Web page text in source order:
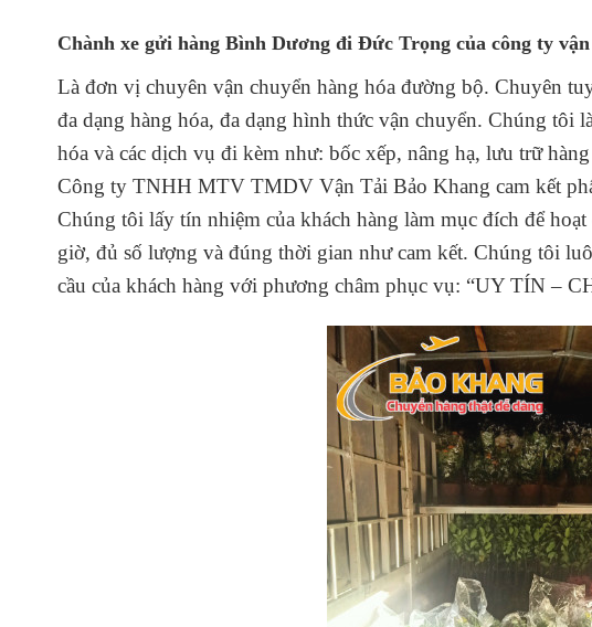
Chành xe gửi hàng Bình Dương đi Đức Trọng của công ty
Là đơn vị chuyên vận chuyển hàng hóa đường bộ. Chuyên
đa dạng hàng hóa, đa dạng hình thức vận chuyển. Chúng tôi
hóa và các dịch vụ đi kèm như: bốc xếp, nâng hạ, lưu trữ
Công ty TNHH MTV TMDV Vận Tải Bảo Khang cam kết
Chúng tôi lấy tín nhiệm của khách hàng làm mục đích để
giờ, đủ số lượng và đúng thời gian như cam kết. Chúng tôi
cầu của khách hàng với phương châm phục vụ: “UY TÍN –